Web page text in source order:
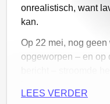
onrealistisch, want
kan.
Op 22 mei, nog
opgeworpen – en op
natuurlijk vervelend,
LEES VERDER